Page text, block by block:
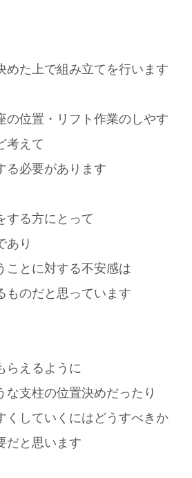
めた上で組み立てを行います
の位置・リフト作業のしやす
考えて
る必要があります
する方にとって
あり
ことに対する不安感は
ものだと思っています
らえるように
な支柱の位置決めだったり
くしていくにはどうすべきか
だと思います